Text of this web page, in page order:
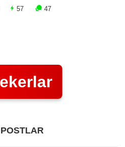
57 47